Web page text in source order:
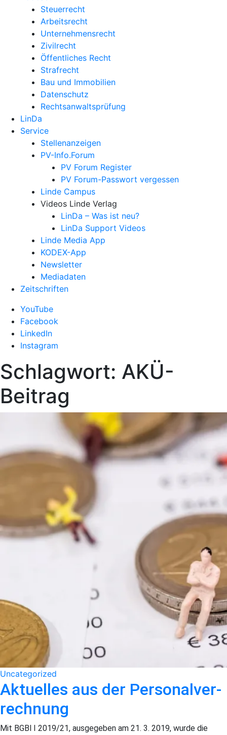
Steuerrecht
Arbeitsrecht
Unternehmens­recht
Zivilrecht
Öffentliches Recht
Strafrecht
Bau und Immobilien
Datenschutz
Rechtsanwalts­prüfung
LinDa
Service
Stellenanzeigen
PV-Info.Forum
PV Forum Register
PV Forum-Passwort vergessen
Linde Campus
Videos Linde Verlag
LinDa – Was ist neu?
LinDa Support Videos
Linde Media App
KODEX-App
Newsletter
Mediadaten
Zeitschriften
YouTube
Facebook
LinkedIn
Instagram
Schlagwort: AKÜ-
Beitrag
Uncategorized
Aktuelles aus der Personalver­
rechnung
Mit BGBl I 2019/21, ausge­geben am 21. 3. 2019, wurde die